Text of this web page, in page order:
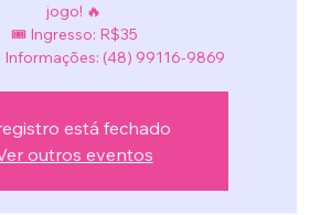
jogo! 🔥
🎟️ Ingresso: R$35
Informações: (48) 99116-9869
está fechado
outros eventos